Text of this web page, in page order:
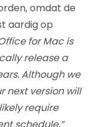
omdat de
aardig op
for Mac is
release a
Although we
next version will
require
schedule.”